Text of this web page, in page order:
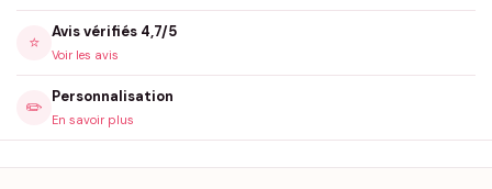
⭐
Avis vérifiés 4,7/5
Voir les avis
✏️
Personnalisation
En savoir plus